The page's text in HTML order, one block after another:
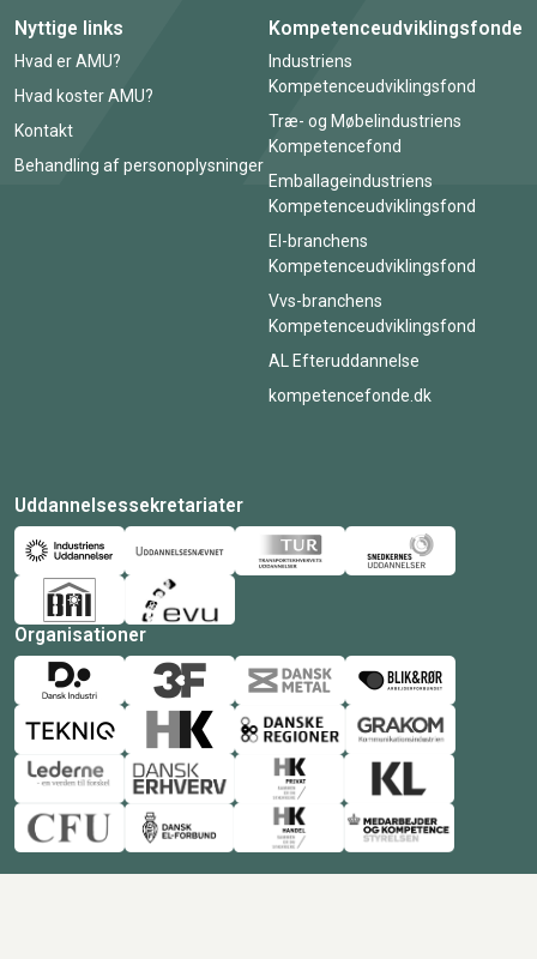
Nyttige links
Hvad er AMU?
Hvad koster AMU?
Kontakt
Behandling af personoplysninger
Kompetenceudviklingsfonde
Industriens
Kompetenceudviklingsfond
Træ- og Møbelindustriens
Kompetencefond
Emballageindustriens
Kompetenceudviklingsfond
El-branchens
Kompetenceudviklingsfond
Vvs-branchens
Kompetenceudviklingsfond
AL Efteruddannelse
kompetencefonde.dk
Uddannelsessekretariater
Organisationer